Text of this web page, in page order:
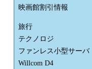
映画館割引情報
旅行
テクノロジ
ファンレス小型サーバ
Willcom D4